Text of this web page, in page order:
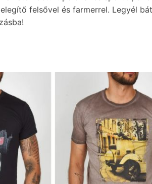
felsővel és farmerrel. Legyél